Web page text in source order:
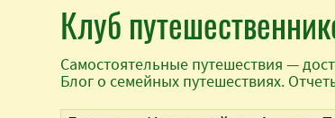
Клуб
Самостоятельные путешествия —
Блог о семейных путешествиях.